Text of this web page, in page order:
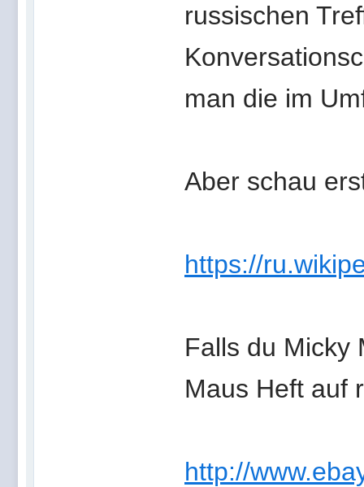
russischen
man die im
Aber schau
https://
Falls du Micky
Maus Heft auf
http://